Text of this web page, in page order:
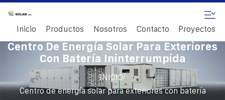
Inicio Productos Nosotros Contacto Proyectos
Centro De Energía Solar Para Exteriores
Con Batería Ininterrumpida
INICIO/
Centro de energía solar para exteriores con batería